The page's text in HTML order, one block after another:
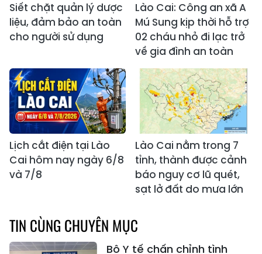
Siết chặt quản lý dược
liệu, đảm bảo an toàn
cho người sử dụng
Lào Cai: Công an xã A
Mú Sung kịp thời hỗ trợ
02 cháu nhỏ đi lạc trở
về gia đình an toàn
Lịch cắt điện tại Lào
Cai hôm nay ngày 6/8
và 7/8
Lào Cai nằm trong 7
tỉnh, thành được cảnh
báo nguy cơ lũ quét,
sạt lở đất do mưa lớn
TIN CÙNG CHUYÊN MỤC
Bộ Y tế chấn chỉnh tình